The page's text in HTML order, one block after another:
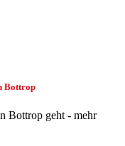
Bottrop
Bottrop geht - mehr